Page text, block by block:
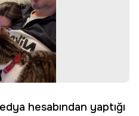
hesabından yaptığı